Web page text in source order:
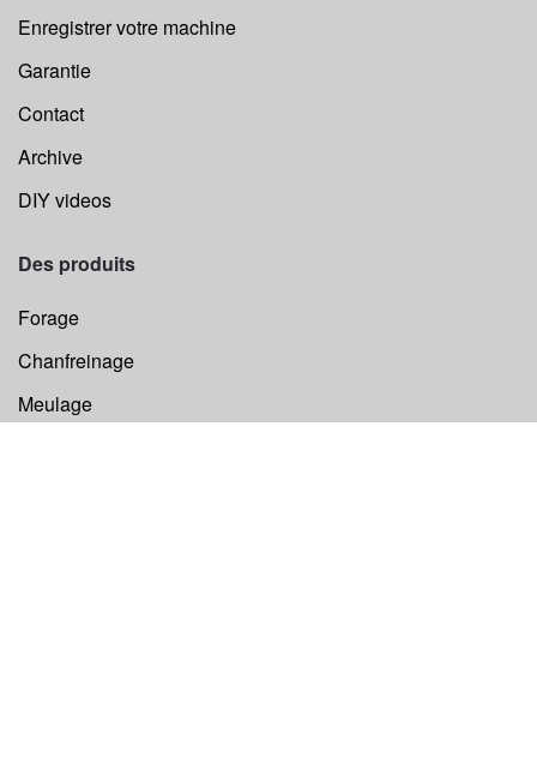
Enregistrer votre machine
Garantie
Contact
Archive
DIY videos
Des produits
Forage
Chanfreinage
Meulage